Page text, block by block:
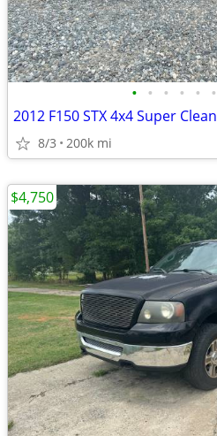
• • • • • •
2012 F150 STX 4x4 Super Clean
8/3 200k mi
$4,750